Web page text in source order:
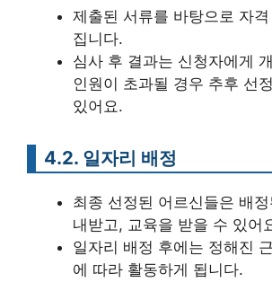
제출된 서류를 바탕으로 자
집니다.
심사 후 결과는 신청자에게
인원이 초과될 경우 추후 선
있어요.
4.2. 일자리 배정
최종 선정된 어르신들은 배
내받고, 교육을 받을 수 있어
일자리 배정 후에는 정해진
에 따라 활동하게 됩니다.